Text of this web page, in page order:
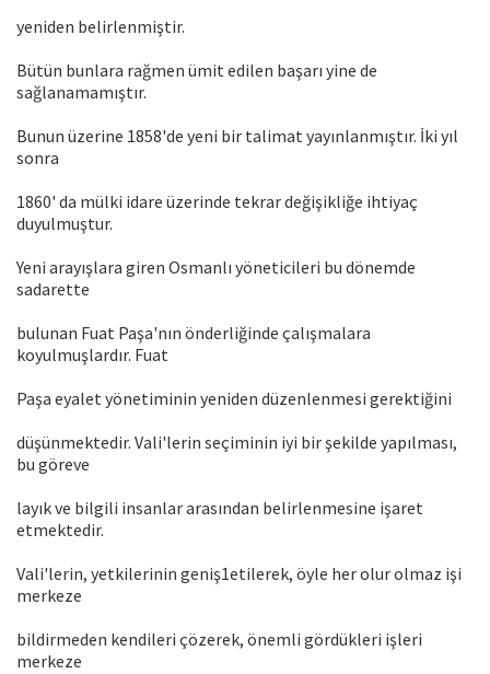
yeniden belirlenmiştir.
Bütün bunlara rağmen ümit edilen başarı yine de
sağlanamamıştır.
Bunun üzerine 1858'de yeni bir talimat yayınlanmıştır. İki yıl
sonra
1860' da mülki idare üzerinde tekrar değişikliğe ihtiyaç
duyulmuştur.
Yeni arayışlara giren Osmanlı yöneticileri bu dönemde
sadarette
bulunan Fuat Paşa'nın önderliğinde çalışmalara
koyulmuşlardır. Fuat
Paşa eyalet yönetiminin yeniden düzenlenmesi gerektiğini
düşünmektedir. Vali'lerin seçiminin iyi bir şekilde yapılması,
bu göreve
layık ve bilgili insanlar arasından belirlenmesine işaret
etmektedir.
Vali'lerin, yetkilerinin geniş1etilerek, öyle her olur olmaz işi
merkeze
bildirmeden kendileri çözerek, önemli gördükleri işleri
merkeze